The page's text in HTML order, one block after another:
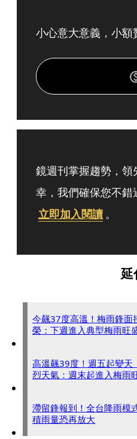
小心意大意義，小額
鏡週刊掌握趨勢，
幸，我們確保您不
立即加入閱讀 。
延
今飆37度高溫！梅雨鋒
榮：下週進入典型梅雨旺
高溫飆39度！週五起變
烈天氣：週末起進入梅雨
滯留鋒報到！全台降雨
積雨量恐再放大